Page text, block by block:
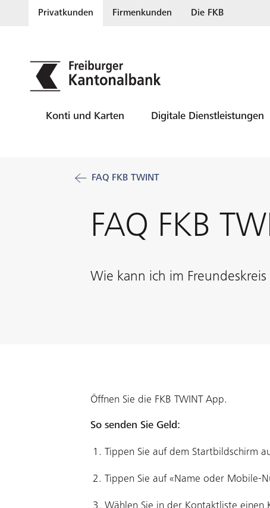
Privatkunden Firmenkunden Die FKB
Konti und Karten Digitale Dienstleistungen
FAQ FKB TWINT
FAQ FKB
Wie kann ich im
Öffnen Sie die FKB TWINT App.
So senden Sie Geld:
Tippen Sie auf dem Startbildschirm
Tippen Sie auf «Name oder Mobile-
Wählen Sie in der Kontaktliste einen